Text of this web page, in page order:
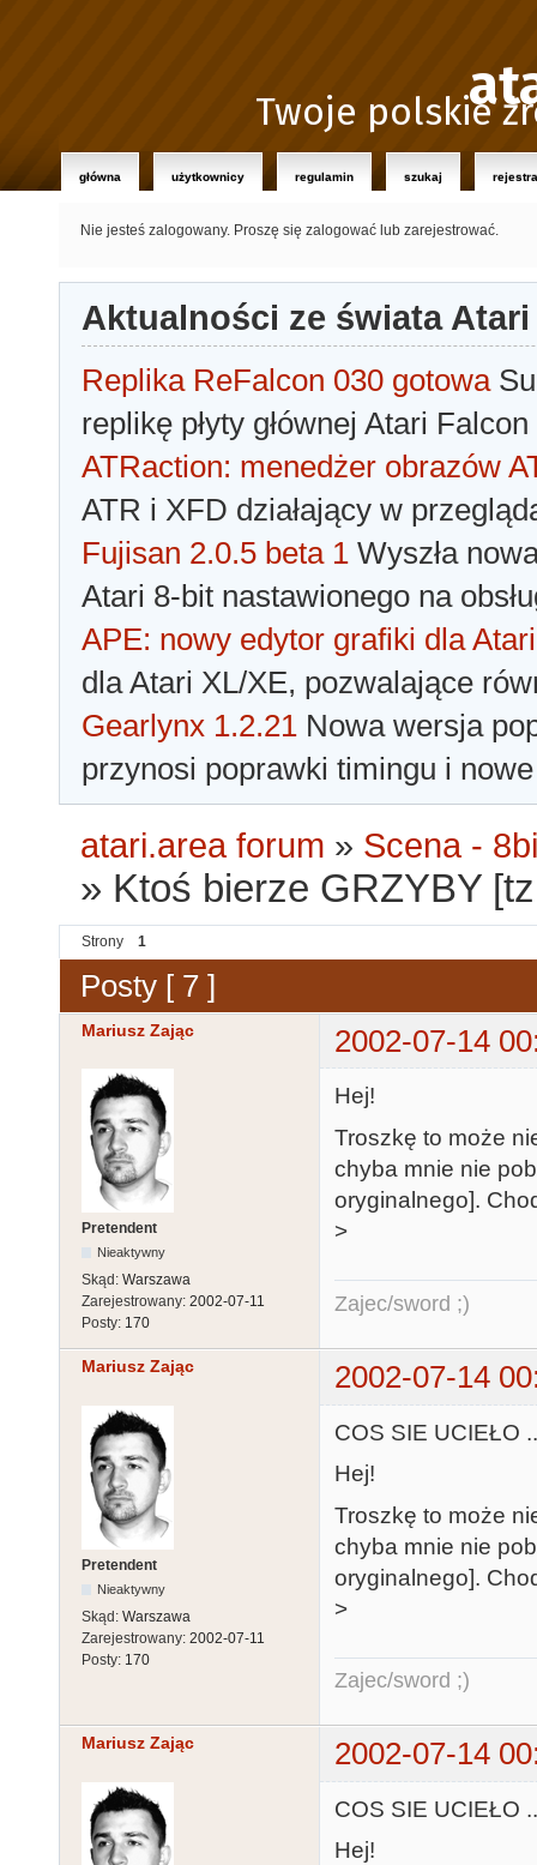
Twoje polskie
główna użytkownicy regulamin szukaj
Nie jesteś zalogowany. Proszę się zalogować lub zarejestrować.
Aktualności ze świata Atari
Replika ReFalcon 030 gotowa
replikę płyty głównej Atari
ATRaction: menedżer obrazów
ATR i XFD działający w
Fujisan 2.0.5 beta 1 Wyszła
Atari 8-bit nastawionego na
APE: nowy edytor grafiki dla Atari
dla Atari XL/XE, pozwalające
Gearlynx 1.2.21 Nowa wersja
przynosi poprawki timingu i
atari.area forum » Scena -
» Ktoś bierze GRZYBY
Strony 1
Posty [ 7 ]
Mariusz Zając 2002-07-14
Pretendent
Nieaktywny
Skąd: Warszawa
Zarejestrowany: 2002-07-11
Posty: 170
Hej!
Troszkę to może
chyba mnie nie
oryginalnego].
>
Zajec/sword ;)
Mariusz Zając 2002-07-14
Pretendent
Nieaktywny
Skąd: Warszawa
Zarejestrowany: 2002-07-11
Posty: 170
COS SIE UCIEŁO
Hej!
Troszkę to może
chyba mnie nie
oryginalnego].
>
Zajec/sword ;)
Mariusz Zając 2002-07-14
COS SIE UCIEŁO
Hej!